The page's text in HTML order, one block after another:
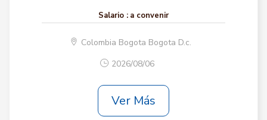
Salario : a convenir
Colombia Bogota Bogota D.c.
2026/08/06
Ver Más